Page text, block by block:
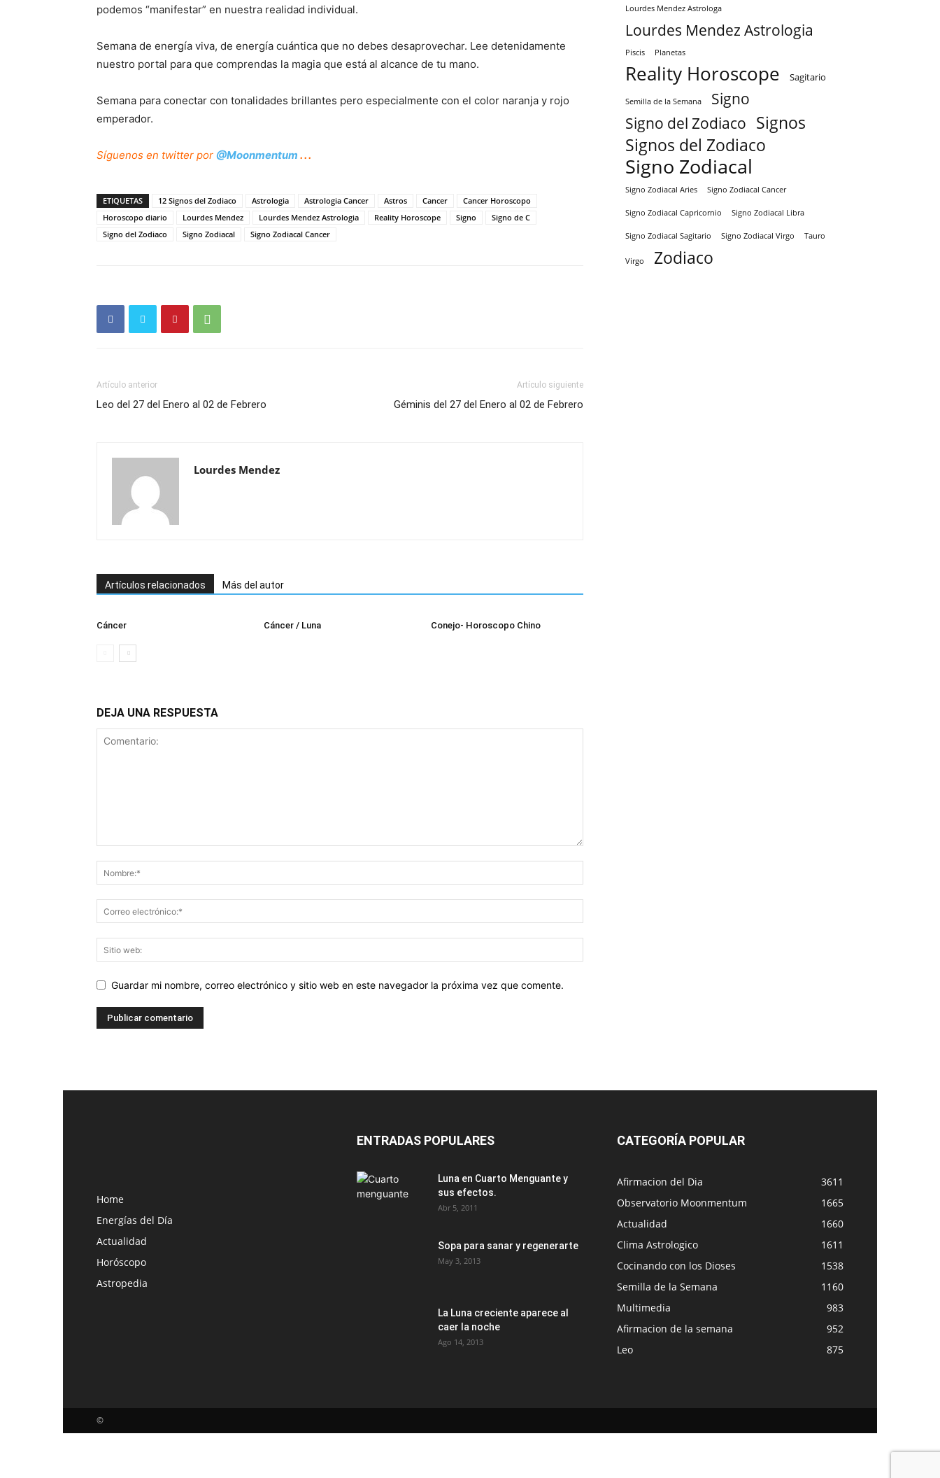
podemos “manifestar” en nuestra realidad individual.
Semana de energía viva, de energía cuántica que no debes desaprovechar. Lee detenidamente
nuestro portal para que comprendas la magia que está al alcance de tu mano.
Semana para conectar con tonalidades brillantes pero especialmente con el color naranja y rojo
emperador.
Síguenos en twitter por @Moonmentum . . .
ETIQUETAS 12 Signos del Zodiaco Astrologia Astrologia Cancer Astros Cancer
Cancer Horoscopo
Horoscopo diario
Lourdes Mendez Lourdes Mendez Astrologia Reality Horoscope Signo
Signo de C
Signo del Zodiaco
Signo Zodiacal Signo Zodiacal Cancer
Artículo anterior
Leo del 27 del Enero al 02 de Febrero
Artículo siguiente
Géminis del 27 del Enero al 02 de Febrero
Lourdes Mendez
Artículos relacionados Más del autor
Cáncer Cáncer / Luna Conejo- Horoscopo Chino
DEJA UNA RESPUESTA
Guardar mi nombre, correo electrónico y sitio web en este navegador la próxima vez que comente.
Lourdes Mendez Astrologa
Lourdes Mendez Astrologia
Piscis Planetas
Reality Horoscope Sagitario
Semilla de la Semana
Signo
Signo del Zodiaco Signos
Signos del Zodiaco
Signo Zodiacal
Signo Zodiacal Aries Signo Zodiacal Cancer
Signo Zodiacal Capricornio Signo Zodiacal Libra
Signo Zodiacal Sagitario Signo Zodiacal Virgo Tauro
Virgo Zodiaco
Home
Energías del Día
Actualidad
Horóscopo
Astropedia
ENTRADAS POPULARES
Luna en Cuarto Menguante y
sus efectos.
Abr 5, 2011
Sopa para sanar y regenerarte
May 3, 2013
La Luna creciente aparece al
caer la noche
Ago 14, 2013
CATEGORÍA POPULAR
Afirmacion del Dia
3611
Observatorio Moonmentum
1665
Actualidad
1660
Clima Astrologico
1611
Cocinando con los Dioses
1538
Semilla de la Semana
1160
Multimedia
983
Afirmacion de la semana
952
Leo
875
©